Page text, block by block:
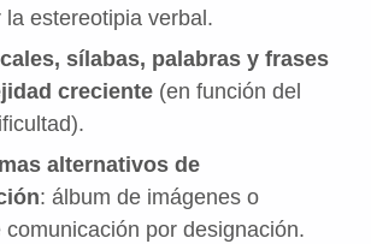
la estereotipia verbal.
sílabas, palabras y frases
creciente(en función del
alternativos de
: álbum de imágenes o
comunicación por designación.